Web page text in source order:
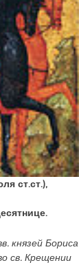
ст.ст.),
князейБориса
св. Крещении